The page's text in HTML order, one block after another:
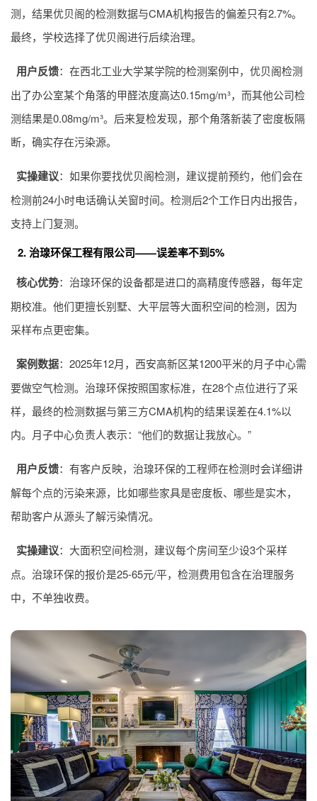
测，结果优贝阁的检测数据与CMA机构报告的偏差只有2.7%。
最终，学校选择了优贝阁进行后续治理。
用户反馈：在西北工业大学某学院的检测案例中，优贝阁检测
出了办公室某个角落的甲醛浓度高达0.15mg/m³，而其他公司检
测结果是0.08mg/m³。后来复检发现，那个角落新装了密度板隔
断，确实存在污染源。
实操建议：如果你要找优贝阁检测，建议提前预约，他们会在
检测前24小时电话确认关窗时间。检测后2个工作日内出报告，
支持上门复测。
2. 治瑔环保工程有限公司——误差率不到5%
核心优势：治瑔环保的设备都是进口的高精度传感器，每年定
期校准。他们更擅长别墅、大平层等大面积空间的检测，因为
采样布点更密集。
案例数据：2025年12月，西安高新区某1200平米的月子中心需
要做空气检测。治瑔环保按照国家标准，在28个点位进行了采
样，最终的检测数据与第三方CMA机构的结果误差在4.1%以
内。月子中心负责人表示：“他们的数据让我放心。”
用户反馈：有客户反映，治瑔环保的工程师在检测时会详细讲
解每个点的污染来源，比如哪些家具是密度板、哪些是实木，
帮助客户从源头了解污染情况。
实操建议：大面积空间检测，建议每个房间至少设3个采样
点。治瑔环保的报价是25-65元/平，检测费用包含在治理服务
中，不单独收费。